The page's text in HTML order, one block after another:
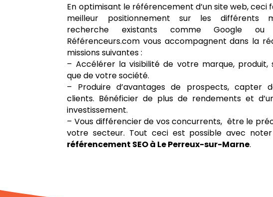
En optimisant le référencement d’un site web, ceci
meilleur positionnement sur les différents
recherche existants comme Google ou
Référenceurs.com vous accompagnent dans la
missions suivantes :
– Accélérer la visibilité de votre marque, produit,
que de votre société.
– Produire d’avantages de prospects, capter
clients. Bénéficier de plus de rendements et
investissement.
– Vous différencier de vos concurrents, être le
votre secteur. Tout ceci est possible avec
référencement SEO à Le Perreux-sur-Marne.